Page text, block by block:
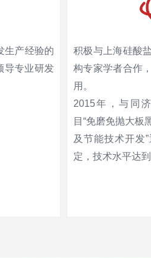
生产经验的
导专业研发
积极与上海硅酸
构专家学者合作
用。
2015年，与同
目“免磨免抛大板
及节能技术开发
定，技术水平达到